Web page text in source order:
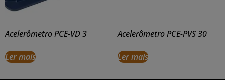
Acelerômetro PCE-VD 3
Ler mais
Acelerômetro PCE-PVS 30
Ler mais